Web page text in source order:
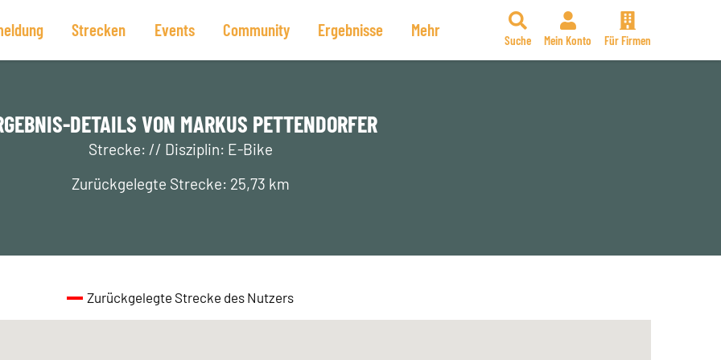
Strecken Events Community Ergebnisse Mehr
Suche Mein Konto Für Firmen
DETAILS VON MARKUS PETTENDORFER
Strecke: // Disziplin: E-Bike
Zurückgelegte Strecke: 25,73 km
Zurückgelegte Strecke des Nutzers